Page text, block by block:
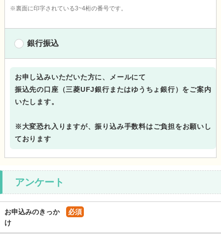
※裏面に印字されている3~4桁の番号です。
銀行振込
お申し込みいただいた方に、メールにて
振込先の口座（三菱UFJ銀行またはゆうちょ銀行）をご案内
いたします。
※大変恐れ入りますが、振り込み手数料はご負担をお願いし
ております
アンケート
お申込みのきっか
け
必須